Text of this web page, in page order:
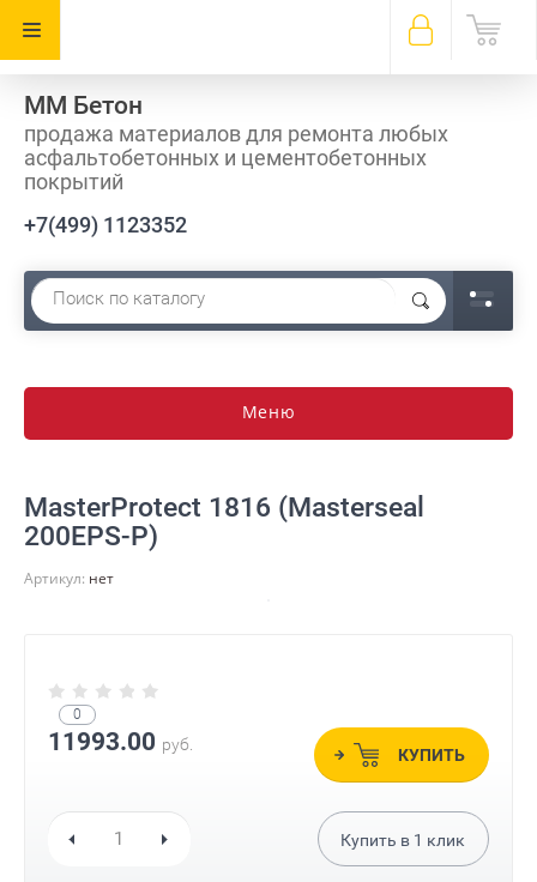
ММ Бетон
продажа материалов для ремонта любых
асфальтобетонных и цементобетонных
покрытий
+7(499) 1123352
Меню
MasterProtect 1816 (Masterseal
200EPS-P)
Артикул: нет
0
11993.00 руб.
КУПИТЬ
Купить в 1 клик